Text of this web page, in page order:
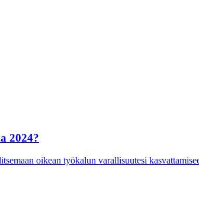
2024?
oikean työkalun varallisuutesi